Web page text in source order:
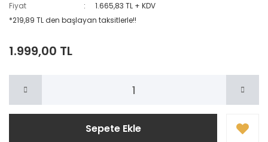
Fiyat
1.665,83 TL + KDV
*219,89 TL den başlayan taksitlerle!!
1.999,00 TL
Sepete Ekle